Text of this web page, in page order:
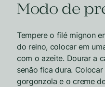
Modo de
Tempere o filé mignon
do reino, colocar em
com o azeite. Dourar a
senão fica dura.
gorgonzola e o creme